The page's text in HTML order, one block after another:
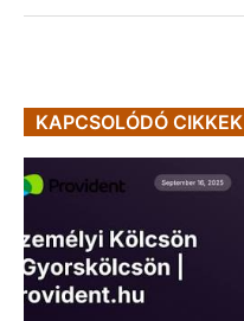
KAPCSOLÓDÓ CIKKEK